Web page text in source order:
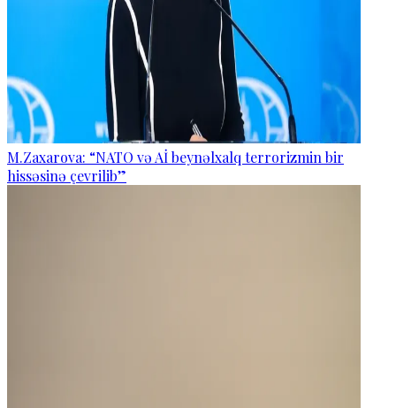
M.Zaxarova: “NATO və Aİ beynəlxalq terrorizmin bir
hissəsinə çevrilib”